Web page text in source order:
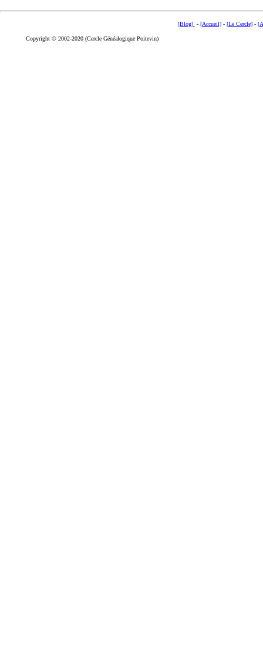
[Blog] - [Accueil]- [Le Cercle]-
Copyright © 2002-2020 (Cercle Généalogique Poitevin)